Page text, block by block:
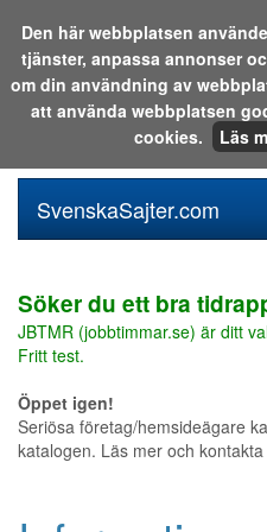
Sök i katalogen eller på
SvenskaSajter.com
Söker du ett bra
JBTMR (jobbtimmar.se) är ditt
Fritt test.
Öppet igen!
Seriösa företag/hemsideägare
katalogen. Läs mer och
Den här webbplatsen
tjänster, anpassa annonser
om din användning av
att använda webbplatsen
cookies.
Läs